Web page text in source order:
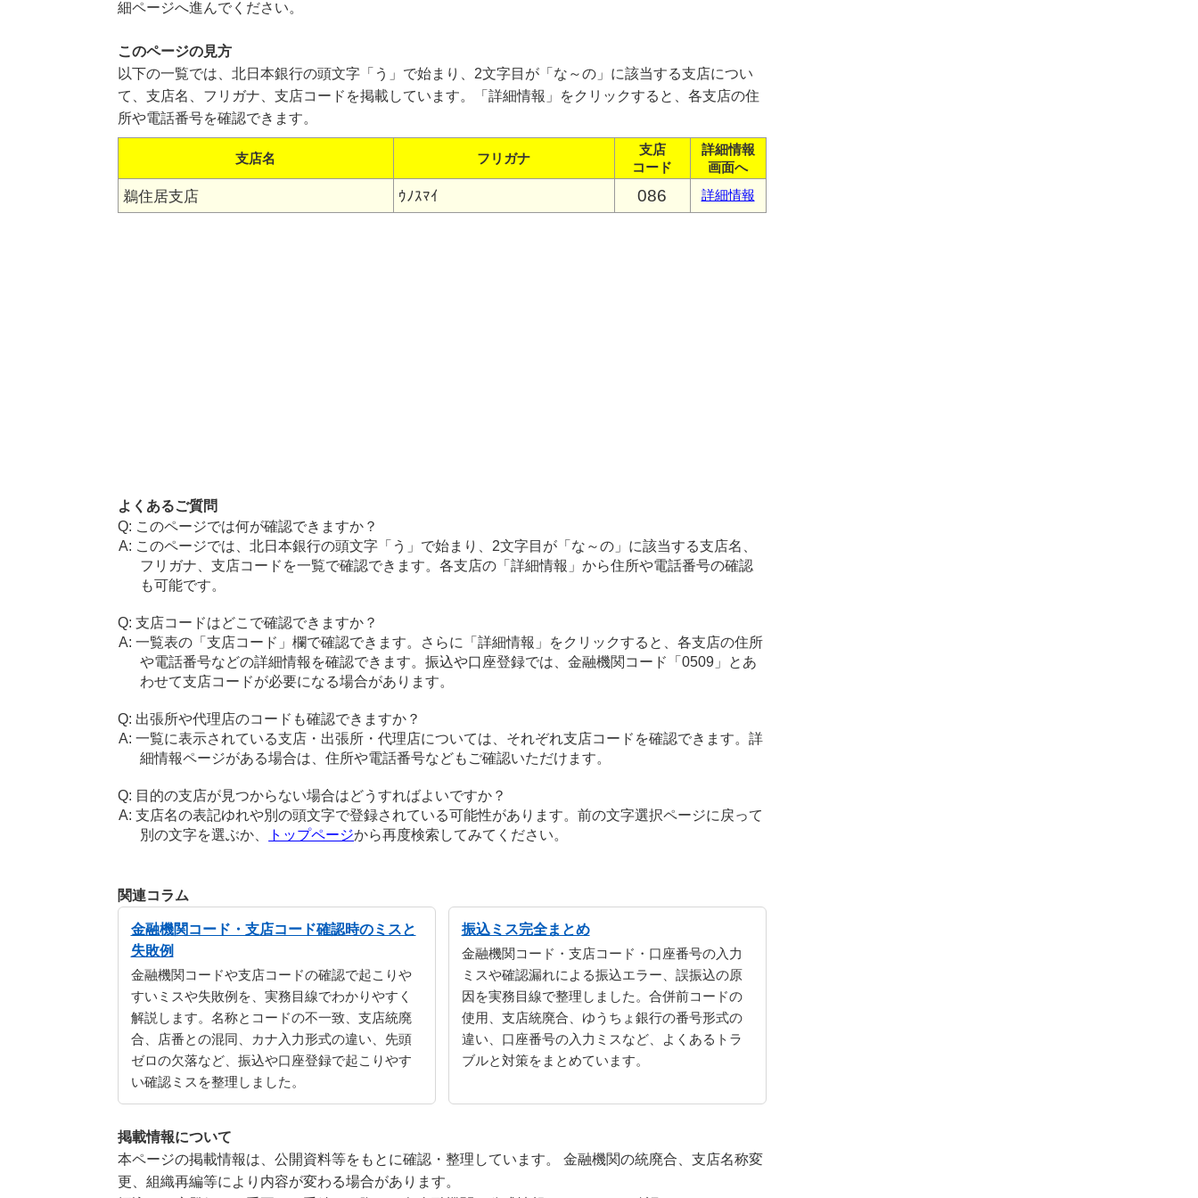
細ページへ進んでください。
このページの見方
以下の一覧では、北日本銀行の頭文字「う」で始まり、2文字目が「な～の」に該当する支店につい
て、支店名、フリガナ、支店コードを掲載しています。「詳細情報」をクリックすると、各支店の住
所や電話番号を確認できます。
支店名 フリガナ
支店
コード
詳細情報
画面へ
鵜住居支店 ｳﾉｽﾏｲ 086 詳細情報
よくあるご質問
このページでは何が確認できますか？
このページでは、北日本銀行の頭文字「う」で始まり、2文字目が「な～の」に該当する支店名、
フリガナ、支店コードを一覧で確認できます。各支店の「詳細情報」から住所や電話番号の確認
も可能です。
支店コードはどこで確認できますか？
一覧表の「支店コード」欄で確認できます。さらに「詳細情報」をクリックすると、各支店の住所
や電話番号などの詳細情報を確認できます。振込や口座登録では、金融機関コード「0509」とあ
わせて支店コードが必要になる場合があります。
出張所や代理店のコードも確認できますか？
一覧に表示されている支店・出張所・代理店については、それぞれ支店コードを確認できます。詳
細情報ページがある場合は、住所や電話番号などもご確認いただけます。
目的の支店が見つからない場合はどうすればよいですか？
支店名の表記ゆれや別の頭文字で登録されている可能性があります。前の文字選択ページに戻って
別の文字を選ぶか、
トップページから再度検索してみてください。
関連コラム
金融機関コード・支店コード確認時のミスと
失敗例
金融機関コードや支店コードの確認で起こりや
すいミスや失敗例を、実務目線でわかりやすく
解説します。名称とコードの不一致、支店統廃
合、店番との混同、カナ入力形式の違い、先頭
ゼロの欠落など、振込や口座登録で起こりやす
い確認ミスを整理しました。
振込ミス完全まとめ
金融機関コード・支店コード・口座番号の入力
ミスや確認漏れによる振込エラー、誤振込の原
因を実務目線で整理しました。合併前コードの
使用、支店統廃合、ゆうちょ銀行の番号形式の
違い、口座番号の入力ミスなど、よくあるトラ
ブルと対策をまとめています。
掲載情報について
本ページの掲載情報は、公開資料等をもとに確認・整理しています。 金融機関の統廃合、支店名称変
更、組織再編等により内容が変わる場合があります。